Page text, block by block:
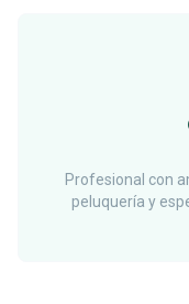
Profesional con
peluquería y